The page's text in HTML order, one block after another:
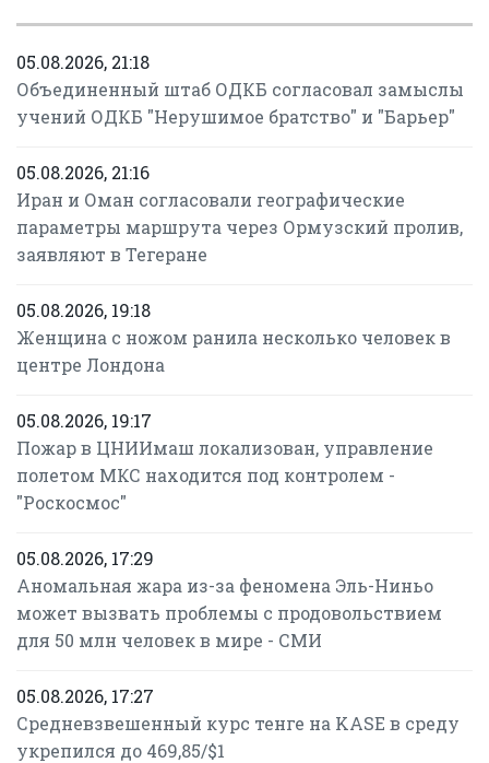
05.08.2026, 21:18
Объединенный штаб ОДКБ согласовал замыслы
учений ОДКБ "Нерушимое братство" и "Барьер"
05.08.2026, 21:16
Иран и Оман согласовали географические
параметры маршрута через Ормузский пролив,
заявляют в Тегеране
05.08.2026, 19:18
Женщина с ножом ранила несколько человек в
центре Лондона
05.08.2026, 19:17
Пожар в ЦНИИмаш локализован, управление
полетом МКС находится под контролем -
"Роскосмос"
05.08.2026, 17:29
Аномальная жара из-за феномена Эль-Ниньо
может вызвать проблемы с продовольствием
для 50 млн человек в мире - СМИ
05.08.2026, 17:27
Средневзвешенный курс тенге на KASE в среду
укрепился до 469,85/$1